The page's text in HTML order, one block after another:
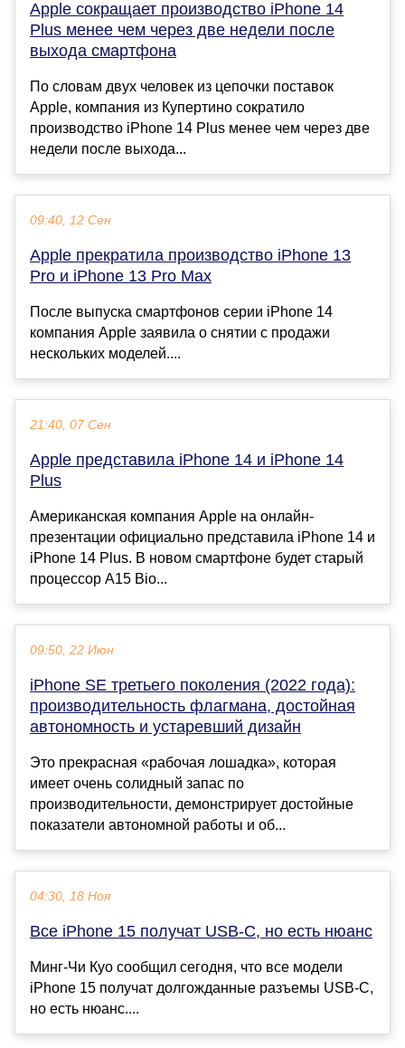
Apple сокращает производство iPhone 14
Plus менее чем через две недели после
выхода смартфона
По словам двух человек из цепочки поставок
Apple, компания из Купертино сократило
производство iPhone 14 Plus менее чем через две
недели после выхода...
09:40, 12 Сен
Apple прекратила производство iPhone 13
Pro и iPhone 13 Pro Max
После выпуска смартфонов серии iPhone 14
компания Apple заявила о снятии с продажи
нескольких моделей....
21:40, 07 Сен
Apple представила iPhone 14 и iPhone 14
Plus
Американская компания Apple на онлайн-
презентации официально представила iPhone 14 и
iPhone 14 Plus. В новом смартфоне будет старый
процессор A15 Bio...
09:50, 22 Июн
iPhone SE третьего поколения (2022 года):
производительность флагмана, достойная
автономность и устаревший дизайн
Это прекрасная «рабочая лошадка», которая
имеет очень солидный запас по
производительности, демонстрирует достойные
показатели автономной работы и об...
04:30, 18 Ноя
Все iPhone 15 получат USB-C, но есть нюанс
Минг-Чи Куо сообщил сегодня, что все модели
iPhone 15 получат долгожданные разъемы USB-C,
но есть нюанс....